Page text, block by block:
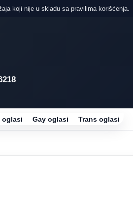
koji nije u skladu sa pravilima korišćenja.
oglasi Gay oglasi Trans oglasi